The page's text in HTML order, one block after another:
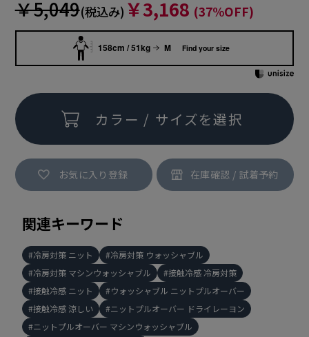
￥5,049(税込み) ￥3,168 (37%OFF)
158cm / 51kg M Find your size
カラー / サイズを選択
お気に入り登録
関連キーワード
冷房対策 ニット
冷房対策 ウォッシャブル
冷房対策 マシンウォッシャブル
接触冷感 冷房対策
接触冷感 ニット
ウォッシャブル ニットプルオーバー
接触冷感 涼しい
ニットプルオーバー ドライレーヨン
ニットプルオーバー マシンウォッシャブル